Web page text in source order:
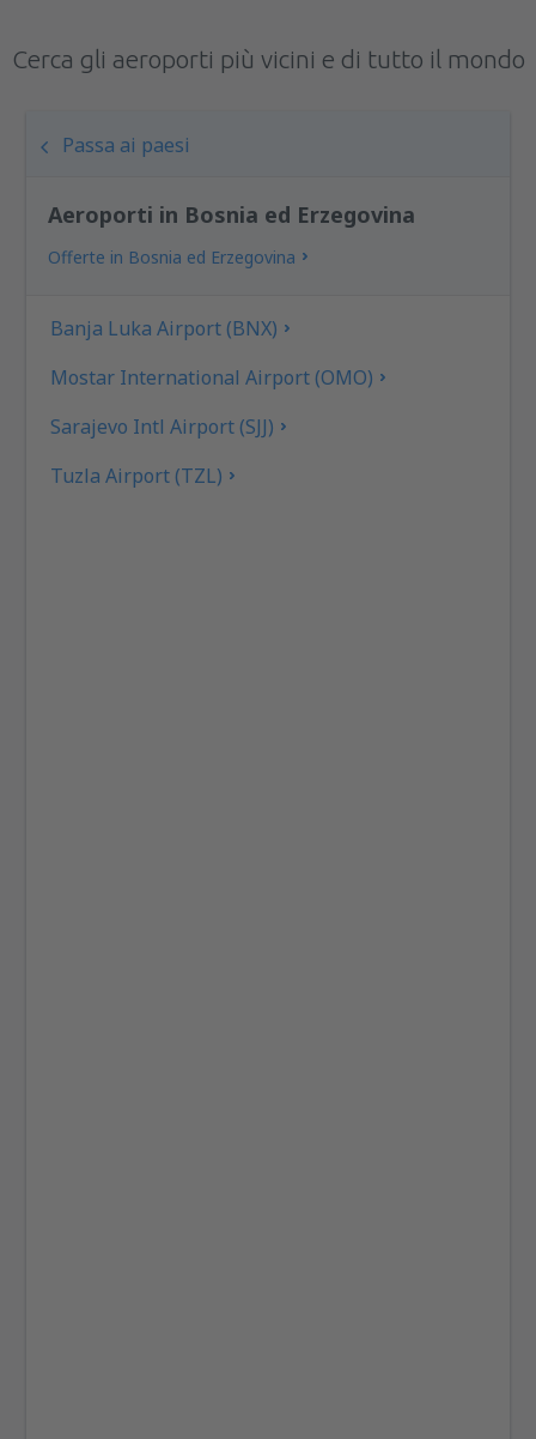
Cerca gli aeroporti più vicini e di tutto il mondo
Passa ai paesi
Aeroporti in Bosnia ed Erzegovina
Offerte in Bosnia ed Erzegovina
Banja Luka Airport (BNX)
Mostar International Airport (OMO)
Sarajevo Intl Airport (SJJ)
Tuzla Airport (TZL)